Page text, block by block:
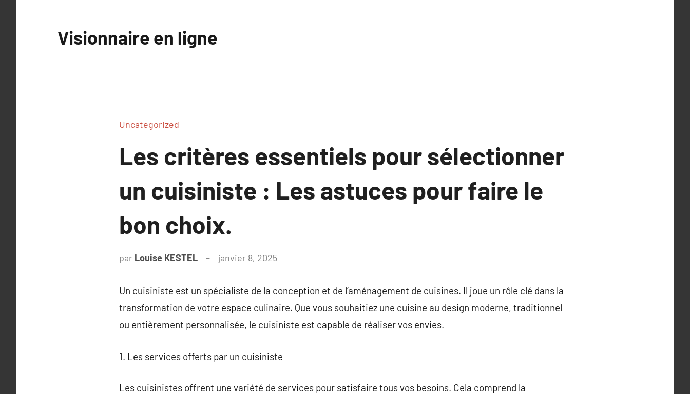
Visionnaire en ligne
Uncategorized
Les critères essentiels pour sélectionner
un cuisiniste : Les astuces pour faire le
bon choix.
par Louise KESTEL janvier 8, 2025
Un cuisiniste est un spécialiste de la conception et de l’aménagement de cuisines. Il joue un rôle clé dans la
transformation de votre espace culinaire. Que vous souhaitiez une cuisine au design moderne, traditionnel
ou entièrement personnalisée, le cuisiniste est capable de réaliser vos envies.
1. Les services offerts par un cuisiniste
Les cuisinistes offrent une variété de services pour satisfaire tous vos besoins. Cela comprend la